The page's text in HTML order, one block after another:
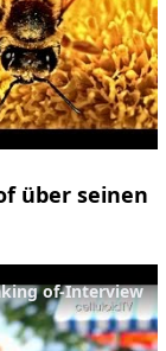
über seinen
of-Interview